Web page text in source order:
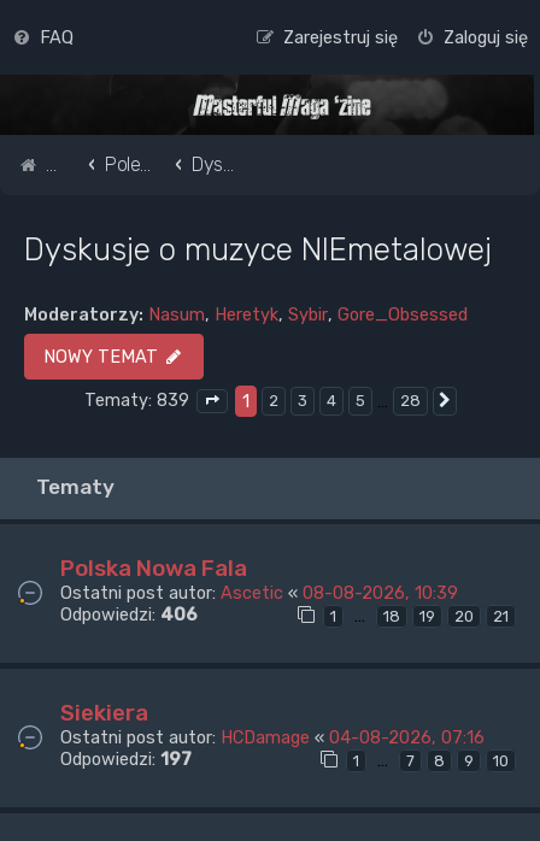
FAQ Zaloguj się
Zarejestruj się
Strona główna
Pole do popisu... Dyskusje o muzyce NIEmetalowej
Dyskusje o muzyce NIEmetalowej
Moderatorzy: Nasum, Heretyk, Sybir, Gore_Obsessed
NOWY TEMAT
Tematy: 839
Strona1 z28
1 2 3 4 5 … 28
Tematy
Polska Nowa Fala
Ostatni post autor: Ascetic « 08-08-2026, 10:39
Odpowiedzi: 406 1 … 18 19 20 21
Siekiera
Ostatni post autor: HCDamage « 04-08-2026, 07:16
Odpowiedzi: 197 1 … 7 8 9 10